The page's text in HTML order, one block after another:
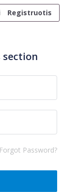
Registruotis
section
Forgot Password?